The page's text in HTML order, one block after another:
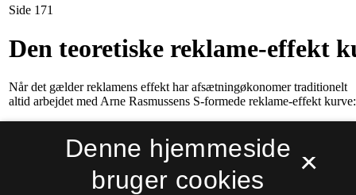
×
Denne hjemmeside
bruger cookies